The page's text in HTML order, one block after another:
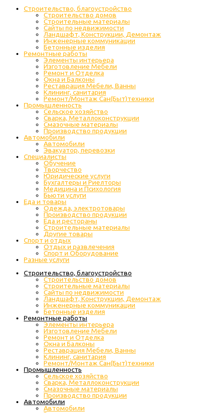
Строительство, благоустройство
Строительство домов
Строительные материалы
Сайты по недвижимости
Ландшафт, Конструкции, Демонтаж
Инженерные коммуникации
Бетонные изделия
Ремонтные работы
Элементы интерьера
Изготовление Мебели
Ремонт и Отделка
Окна и Балконы
Реставрация Мебели, Ванны
Клининг, санитария
Ремонт/Монтаж Сан(Быт)техники
Промышленность
Cельское хозяйство
Сварка, Металлоконструкции
Cмазочные материалы
Производство продукции
Автомобили
Автомобили
Эвакуатор, перевозки
Специалисты
Обучение
Творчество
Юридические услуги
Бухгалтеры и Риелторы
Медицина и Психология
Бьюти услуги
Еда и товары
Одежда, электротовары
Производство продукции
Еда и рестораны
Строительные материалы
Другие товары
Спорт и отдых
Отдых и развлечения
Спорт и Оборудование
Разные услуги
Строительство, благоустройство
Строительство домов
Строительные материалы
Сайты по недвижимости
Ландшафт, Конструкции, Демонтаж
Инженерные коммуникации
Бетонные изделия
Ремонтные работы
Элементы интерьера
Изготовление Мебели
Ремонт и Отделка
Окна и Балконы
Реставрация Мебели, Ванны
Клининг, санитария
Ремонт/Монтаж Сан(Быт)техники
Промышленность
Cельское хозяйство
Сварка, Металлоконструкции
Cмазочные материалы
Производство продукции
Автомобили
Автомобили